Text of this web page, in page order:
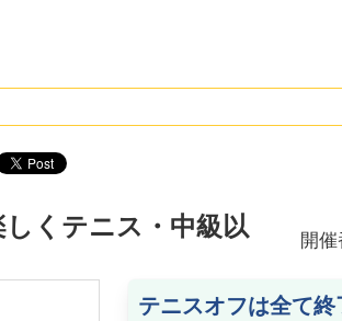
くテニス・中級以
開
テニスオフは全て終